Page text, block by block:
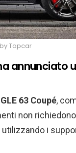
Topcar
annunciato
GLE 63 Coupé,
non
i